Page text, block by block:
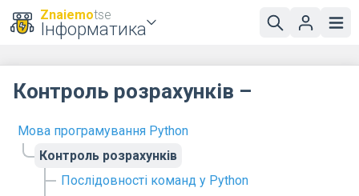
Znaiemotse
Інформатика
Мова програмування Python
Контроль розрахунків
Послідовності команд у Python
Контроль розрахунків –